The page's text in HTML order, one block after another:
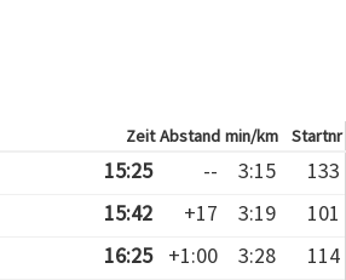
Zeit Abstand min/km Startnr
15:25 -- 3:15 133
15:42 +17 3:19 101
16:25 +1:00 3:28 114